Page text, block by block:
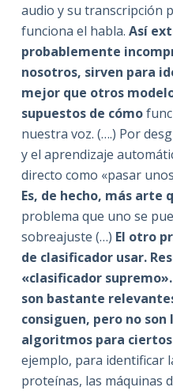
audio y su transcripción
funciona el habla. Así
probablemente
nosotros, sirven para
mejor que otros
supuestos de cómo
nuestra voz. (….) Por
y el aprendizaje
directo como «pasar
Es, de hecho, más arte
problema que uno se
sobreajuste (…) El otro
de clasificador usar.
«clasificador supremo».
son bastante
consiguen, pero no
algoritmos para
ejemplo, para identificar
proteínas, las máquinas